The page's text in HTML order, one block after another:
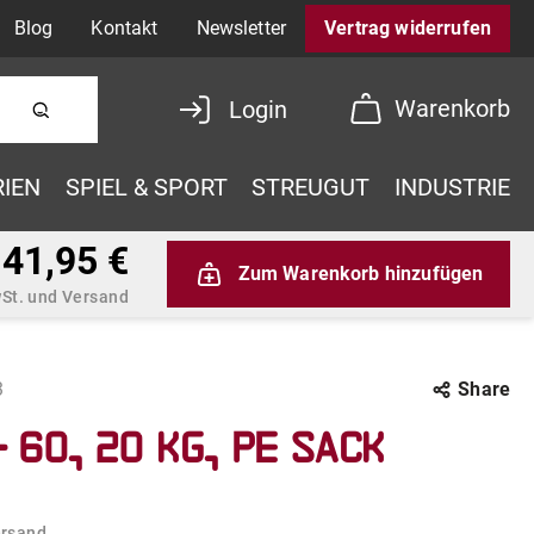
Blog Kontakt Newsletter Vertrag widerrufen
Login Warenkorb
SPIEL & SPORT STREUGUT INDUSTRIE
41,95 €
und Versand
Zum Warenkorb hinzufügen
Share
60, 20 kg, PE Sack